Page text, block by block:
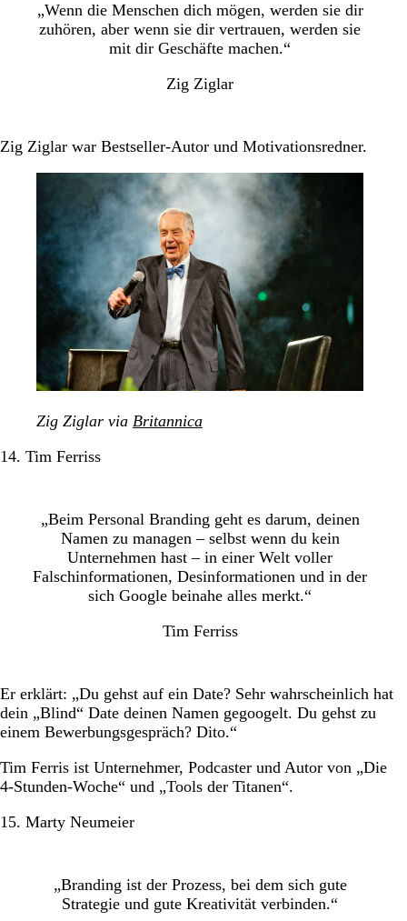
„Wenn die Menschen dich mögen, werden sie dir
zuhören, aber wenn sie dir vertrauen, werden sie
mit dir Geschäfte machen.“
Zig Ziglar
Zig Ziglar war Bestseller-Autor und Motivationsredner.
Zig Ziglar via Britannica
14. Tim Ferriss
„Beim Personal Branding geht es darum, deinen
Namen zu managen – selbst wenn du kein
Unternehmen hast – in einer Welt voller
Falschinformationen, Desinformationen und in der
sich Google beinahe alles merkt.“
Tim Ferriss
Er erklärt: „Du gehst auf ein Date? Sehr wahrscheinlich hat
dein „Blind“ Date deinen Namen gegoogelt. Du gehst zu
einem Bewerbungsgespräch? Dito.“
Tim Ferris ist Unternehmer, Podcaster und Autor von „Die
4-Stunden-Woche“ und „Tools der Titanen“.
15. Marty Neumeier
„Branding ist der Prozess, bei dem sich gute
Strategie und gute Kreativität verbinden.“